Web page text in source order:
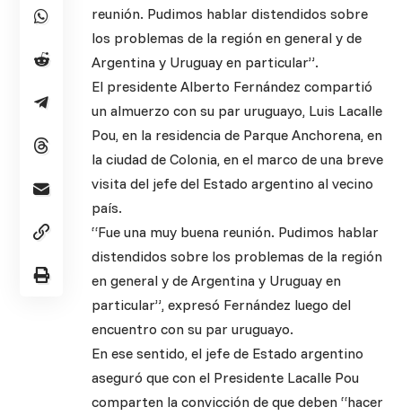
reunión. Pudimos hablar distendidos sobre
los problemas de la región en general y de
Argentina y Uruguay en particular”.
El presidente Alberto Fernández compartió
un almuerzo con su par uruguayo, Luis Lacalle
Pou, en la residencia de Parque Anchorena, en
la ciudad de Colonia, en el marco de una breve
visita del jefe del Estado argentino al vecino
país.
“Fue una muy buena reunión. Pudimos hablar
distendidos sobre los problemas de la región
en general y de Argentina y Uruguay en
particular”, expresó Fernández luego del
encuentro con su par uruguayo.
En ese sentido, el jefe de Estado argentino
aseguró que con el Presidente Lacalle Pou
comparten la convicción de que deben “hacer